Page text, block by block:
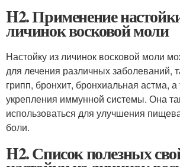
H2. Применение
личинок восковой моли
Настойку из личинок восковой моли
для лечения различных заболеваний,
грипп, бронхит, бронхиальная астма,
укрепления иммунной системы. Она
использоваться для улучшения
боли.
H2. Список полезных